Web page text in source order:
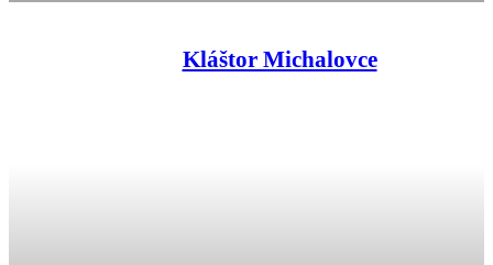
Kláštor Michalovce